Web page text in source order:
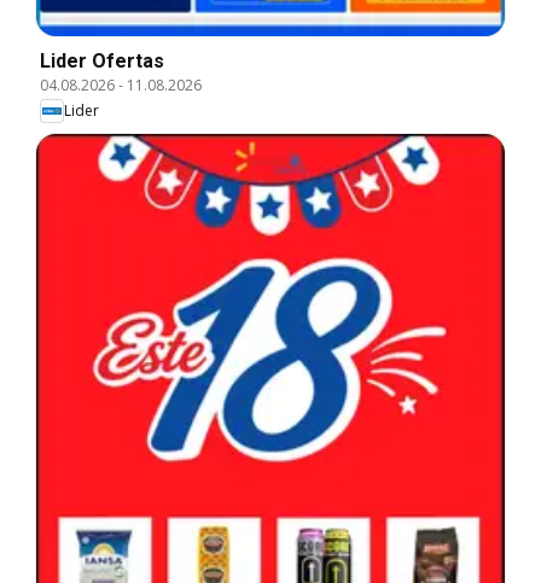
Lider Ofertas
04.08.2026- 11.08.2026
Lider